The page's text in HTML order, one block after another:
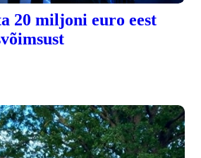
20 miljoni euro eest